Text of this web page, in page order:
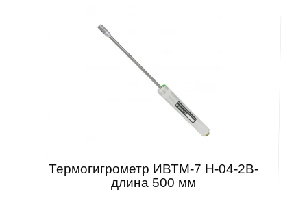
Термогигрометр ИВТМ-7 Н-04-2В-
длина 500 мм